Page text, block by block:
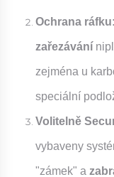
Ochrana ráfku:
zařezávání
zejména u
speciální
Volitelně
vybaveny
"zámek" a